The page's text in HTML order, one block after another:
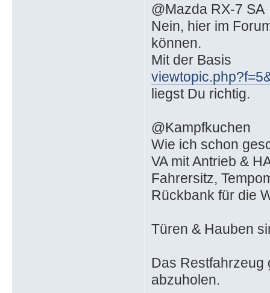
@Mazda RX-7 SA
Nein, hier im
können.
Mit der Basis
liegst Du richtig.
@Kampfkuchen
Wie ich schon
VA mit Antrieb &
Fahrersitz,
Rückbank für die
Türen & Hauben
Das Restfahrzeug
abzuholen.